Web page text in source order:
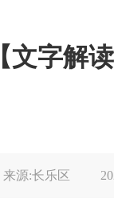
【文字解
来源:长乐区